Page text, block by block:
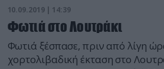
10.09.2019 | 14:39
Φωτιά στο Λουτράκι
Φωτιά ξέσπασε, πριν από λίγη
χορτολιβαδική έκταση στο